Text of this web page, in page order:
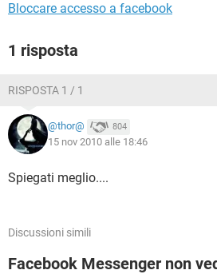
Bloccare accesso a facebook
1 risposta
RISPOSTA 1 / 1
@thor@ 804
15 nov 2010 alle 18:46
Spiegati meglio....
Discussioni simili
Facebook Messenger non